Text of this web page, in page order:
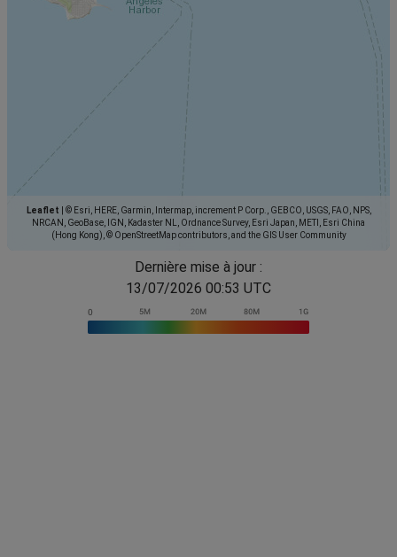
Leaflet
© Esri, HERE, Garmin, Intermap, increment P Corp., GEBCO, USGS, FAO, NPS,
NRCAN, GeoBase, IGN, Kadaster NL, Ordnance Survey, Esri Japan, METI, Esri China
(Hong Kong), © OpenStreetMap contributors, and the GIS User Community
Dernière mise à jour :
13/07/2026 00:53 UTC